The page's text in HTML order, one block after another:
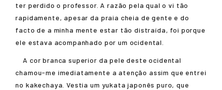
ter perdido o professor. A razão pela qual o vi tão
rapidamente, apesar da praia cheia de gente e do
facto de a minha mente estar tão distraída, foi porque
ele estava acompanhado por um ocidental.
A cor branca superior da pele deste ocidental
chamou-me imediatamente a atenção assim que entrei
no kakechaya. Vestia um yukata japonês puro, que